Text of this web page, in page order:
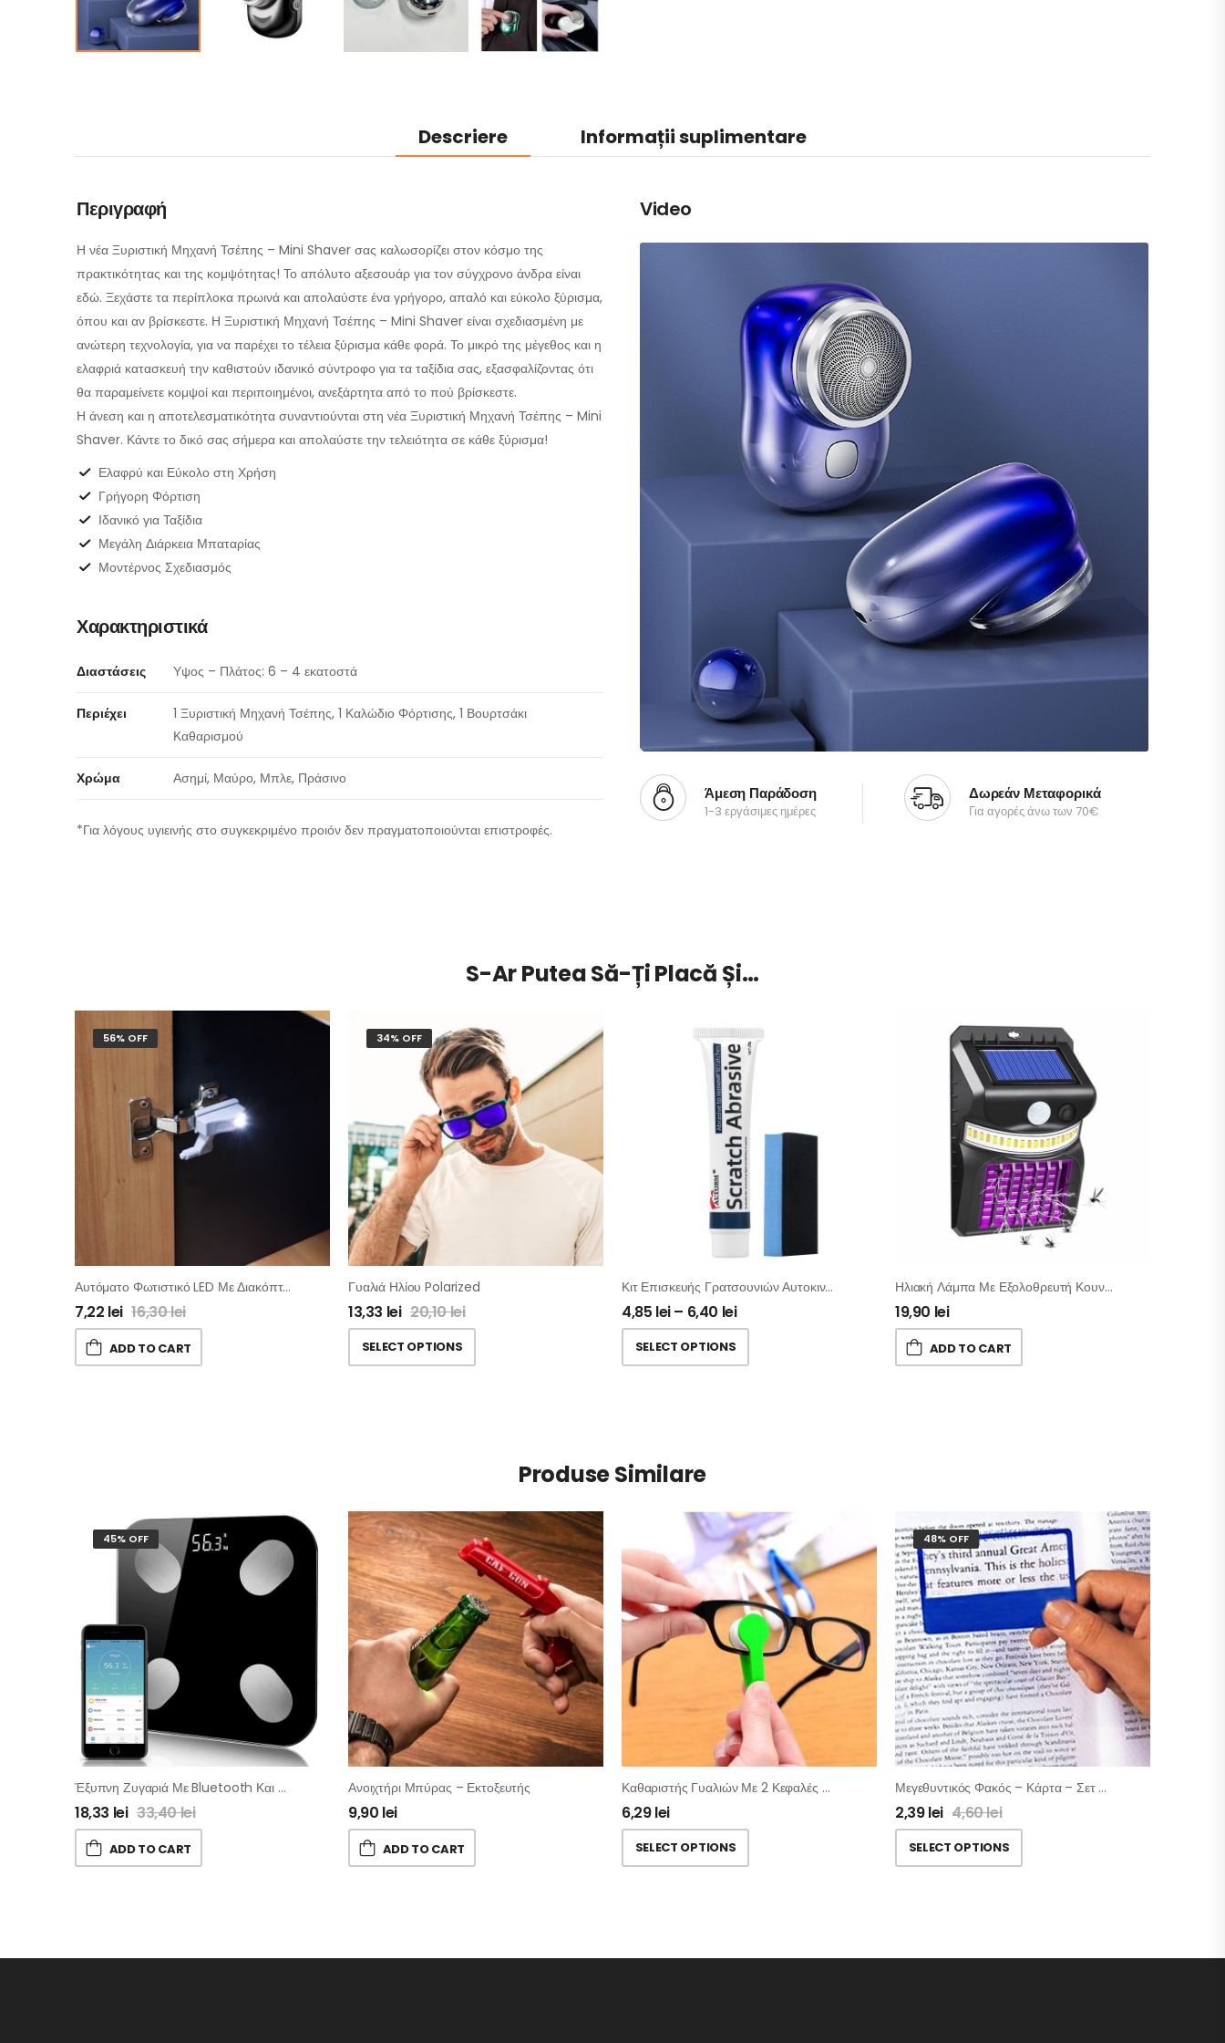
Descriere Informații suplimentare
Περιγραφή
Η νέα Ξυριστική Μηχανή Τσέπης – Mini Shaver σας καλωσορίζει στον κόσμο της
πρακτικότητας και της κομψότητας! Το απόλυτο αξεσουάρ για τον σύγχρονο άνδρα είναι
εδώ. Ξεχάστε τα περίπλοκα πρωινά και απολαύστε ένα γρήγορο, απαλό και εύκολο ξύρισμα,
όπου και αν βρίσκεστε. Η Ξυριστική Μηχανή Τσέπης – Mini Shaver είναι σχεδιασμένη με
ανώτερη τεχνολογία, για να παρέχει το τέλεια ξύρισμα κάθε φορά. Το μικρό της μέγεθος και η
ελαφριά κατασκευή την καθιστούν ιδανικό σύντροφο για τα ταξίδια σας, εξασφαλίζοντας ότι
θα παραμείνετε κομψοί και περιποιημένοι, ανεξάρτητα από το πού βρίσκεστε.
Η άνεση και η αποτελεσματικότητα συναντιούνται στη νέα Ξυριστική Μηχανή Τσέπης – Mini
Shaver. Κάντε το δικό σας σήμερα και απολαύστε την τελειότητα σε κάθε ξύρισμα!
Ελαφρύ και Εύκολο στη Χρήση
Γρήγορη Φόρτιση
Ιδανικό για Ταξίδια
Μεγάλη Διάρκεια Μπαταρίας
Μοντέρνος Σχεδιασμός
Χαρακτηριστικά
Διαστάσεις Υψος – Πλάτος: 6 – 4 εκατοστά
Περιέχει
1 Ξυριστική Μηχανή Τσέπης, 1 Καλώδιο Φόρτισης, 1 Βουρτσάκι
Καθαρισμού
Χρώμα Ασημί, Μαύρο, Μπλε, Πράσινο
*Για λόγους υγιεινής στο συγκεκριμένο προιόν δεν πραγματοποιούνται επιστροφές.
Video
Άμεση Παράδοση
1-3 εργάσιμες ημέρες
Δωρεάν Μεταφορικά
Για αγορές άνω των 70€
S-Ar Putea Să-Ți Placă Și…
56% OFF
Αυτόματο Φωτιστικό LED Με Διακόπτη Για Ντουλάπια – 4τμχ
7,22 lei 16,30lei
ADD TO CART
34% OFF
Γυαλιά Ηλίου Polarized
13,33 lei 20,10lei
SELECT OPTIONS
Κιτ Επισκευής Γρατσουνιών Αυτοκινήτου
4,85 lei– 6,40 lei
SELECT OPTIONS
Ηλιακή Λάμπα Με Εξολοθρευτή Κουνουπιών Και Αισθητήρα Κίνησης
19,90 lei
ADD TO CART
Produse Similare
45% OFF
Έξυπνη Ζυγαριά Με Bluetooth Και 8 Λειτουργίες
18,33 lei 33,40lei
ADD TO CART
Ανοιχτήρι Μπύρας – Εκτοξευτής
9,90 lei
ADD TO CART
Καθαριστής Γυαλιών Με 2 Κεφαλές Μικροϊνών – Σετ 2 Τμχ
6,29lei
SELECT OPTIONS
48% OFF
Μεγεθυντικός Φακός – Κάρτα – Σετ 2τμχ
2,39lei 4,60lei
SELECT OPTIONS